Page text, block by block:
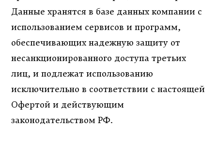
Данные хранятся в базе данных компании с
использованием сервисов и программ,
обеспечивающих надежную защиту от
несанкционированного доступа третьих
лиц, и подлежат использованию
исключительно в соответствии с настоящей
Офертой и действующим
законодательством РФ.